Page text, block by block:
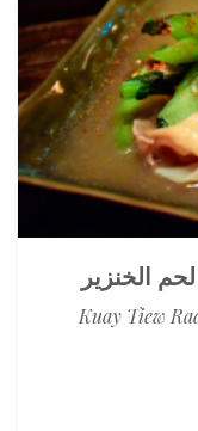
الخنزير
Kuay Tiew